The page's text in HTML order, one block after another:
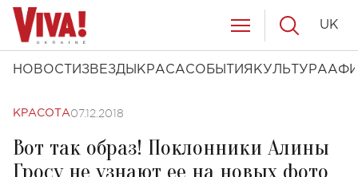
НОВОСТИ ЗВЕЗДЫ КРАСАСОБЫТИЯ КУЛЬТУРА
UK
КРАСОТА07.12.2018
Вот так образ! Поклонники Алины
Гросу не узнают ее на новых фото